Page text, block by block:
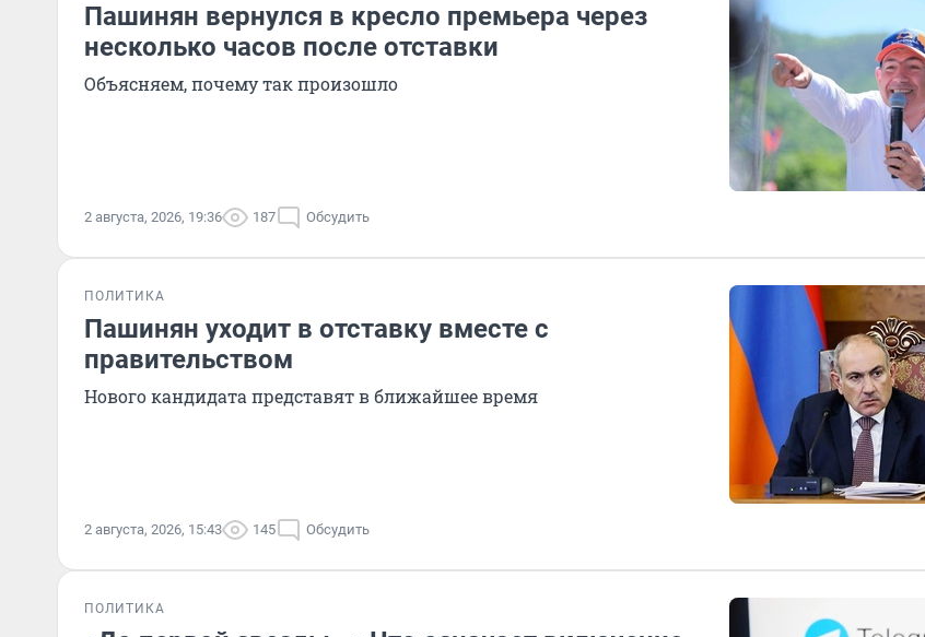
Пашинян вернулся в кресло премьера через
несколько часов после отставки
Объясняем, почему так произошло
2 августа, 2026, 19:36 187 Обсудить
ПОЛИТИКА
Пашинян уходит в отставку вместе с
правительством
Нового кандидата представят в ближайшее время
2 августа, 2026, 15:43 145 Обсудить
ПОЛИТИКА